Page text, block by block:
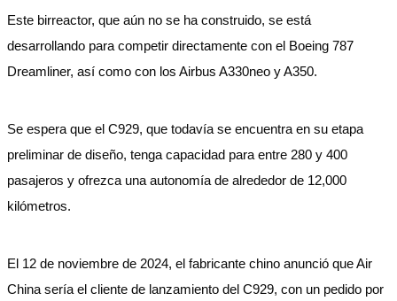
Este birreactor, que aún no se ha construido, se está
desarrollando para competir directamente con el Boeing 787
Dreamliner, así como con los Airbus A330neo y A350.
Se espera que el C929, que todavía se encuentra en su etapa
preliminar de diseño, tenga capacidad para entre 280 y 400
pasajeros y ofrezca una autonomía de alrededor de 12,000
kilómetros.
El 12 de noviembre de 2024, el fabricante chino anunció que Air
China sería el cliente de lanzamiento del C929, con un pedido por